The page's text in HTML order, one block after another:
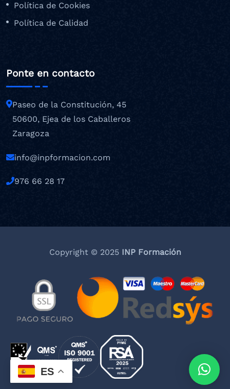
Política de Cookies
Política de Calidad
Ponte en contacto
Paseo de la Constitución, 45
50600, Ejea de los Caballeros
Zaragoza
info@inpformacion.com
976 66 28 17
Copyright © 2025INP Formación
ES